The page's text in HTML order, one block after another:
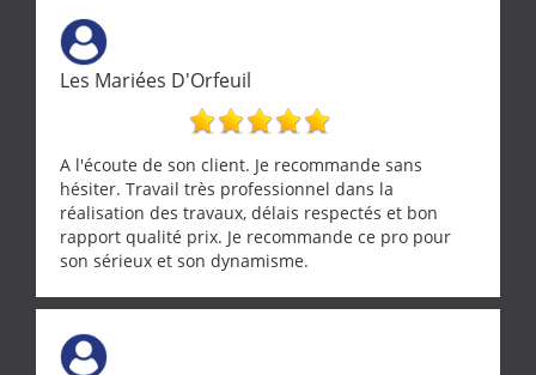
Les Mariées D'Orfeuil
A l'écoute de son client. Je recommande sans
hésiter. Travail très professionnel dans la
réalisation des travaux, délais respectés et bon
rapport qualité prix. Je recommande ce pro pour
son sérieux et son dynamisme.